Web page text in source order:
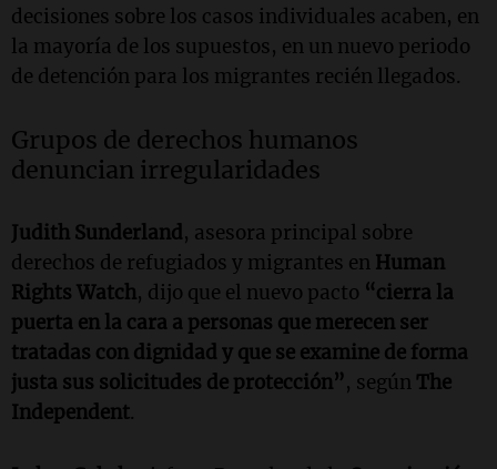
decisiones sobre los casos individuales acaben, en
la mayoría de los supuestos, en un nuevo periodo
de detención para los migrantes recién llegados.
Grupos de derechos humanos
denuncian irregularidades
Judith Sunderland , asesora principal sobre
derechos de refugiados y migrantes en Human
Rights Watch, dijo que el nuevo pacto “cierra la
puerta en la cara a personas que merecen ser
tratadas con dignidad y que se examine de forma
justa sus solicitudes de protección”, según The
Independent.